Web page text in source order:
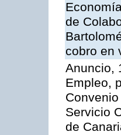
de
cobro en
Anuncio,
Empleo,
Servicio
de